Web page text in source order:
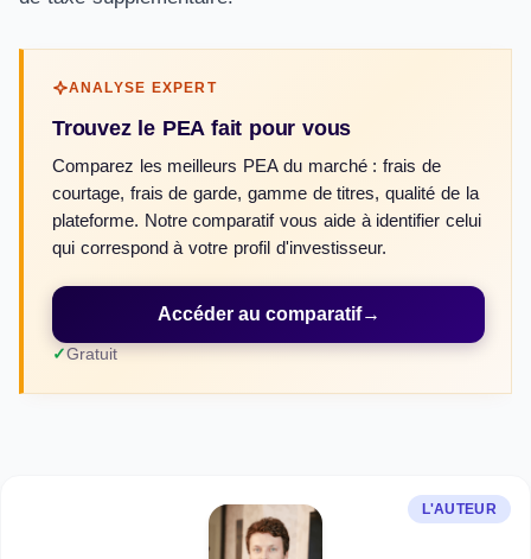
ANALYSE EXPERT
Trouvez le PEA fait pour vous
Comparez les meilleurs PEA du marché : frais de
courtage, frais de garde, gamme de titres, qualité de la
plateforme. Notre comparatif vous aide à identifier celui
qui correspond à votre profil d'investisseur.
Accéder au comparatif→
Gratuit
L'AUTEUR